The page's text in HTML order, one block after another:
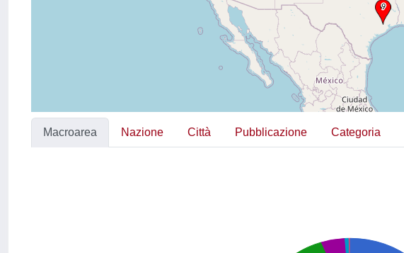
Macroarea Nazione Città Pubblicazione Categoria